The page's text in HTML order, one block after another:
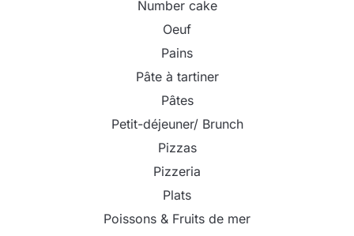
Number cake
Oeuf
Pains
Pâte à tartiner
Pâtes
Petit-déjeuner/ Brunch
Pizzas
Pizzeria
Plats
Poissons & Fruits de mer